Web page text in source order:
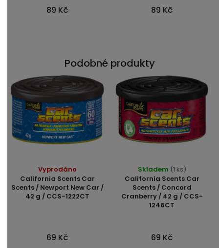
89 Kč 89 Kč
Podobné produkty
California Scents Car
Scents / Newport New Car /
42 g / CCS-1222CT
Vyprodáno
69 Kč
California Scents Car
Scents / Concord
Cranberry / 42 g / CCS-
1246CT
Skladem (1 ks)
69 Kč